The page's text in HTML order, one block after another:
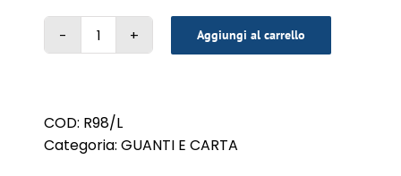
GUANTO
LATTICE
L
(50pz)
Aggiungi al carrello
COD: R98/L
Categoria:GUANTI E CARTA